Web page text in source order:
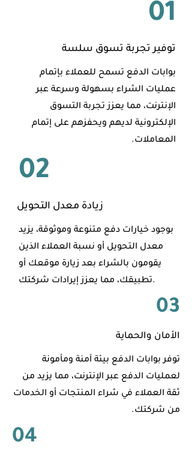
01
توفير تجربة تسوق سلسة
بوابات الدفع تسمح للعملاء بإتمام
عمليات الشراء بسهولة وسرعة عبر
الإنترنت، مما يعزز تجربة التسوق
الإلكترونية لديهم ويحفزهم على إتمام
المعاملات.
02
زيادة معدل التحويل
بوجود خيارات دفع متنوعة وموثوقة، يزيد
معدل التحويل أو نسبة العملاء الذين
يقومون بالشراء بعد زيارة موقعك أو
تطبيقك، مما يعزز إيرادات شركتك.
03
الأمان والحماية
توفر بوابات الدفع بيئة آمنة ومأمونة
لعمليات الدفع عبر الإنترنت، مما يزيد من
ثقة العملاء في شراء المنتجات أو الخدمات
من شركتك.
04